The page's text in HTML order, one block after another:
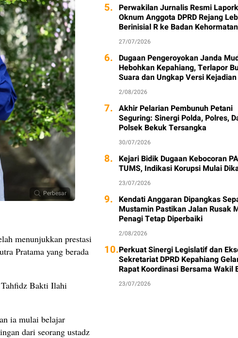
Perbesar
menunjukkan prestasi
Pratama yang berada
Bakti Ilahi
ia mulai belajar
dari seorang ustadz
5. Perwakilan Jurnalis Resmi
Oknum Anggota DPRD Rejang
Berinisial R ke Badan Kehormatan
27/07/2026
6. Dugaan Pengeroyokan Janda
Hebohkan Kepahiang, Terlapor
Suara dan Ungkap Versi Kejadian
2/08/2026
7. Akhir Pelarian Pembunuh Petani
Seguring: Sinergi Polda, Polres,
Polsek Bekuk Tersangka
30/07/2026
8. Kejari Bidik Dugaan Kebocoran
TUMS, Indikasi Korupsi Mulai
23/07/2026
9. Kendati Anggaran Dipangkas
Mustamin Pastikan Jalan Rusak
Penagi Tetap Diperbaiki
2/08/2026
10.Perkuat Sinergi Legislatif dan
Sekretariat DPRD Kepahiang
Rapat Koordinasi Bersama Wakil
23/07/2026